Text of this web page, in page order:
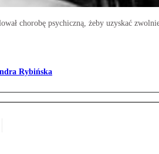
chorobę psychiczną, żeby uzyskać
Rybińska